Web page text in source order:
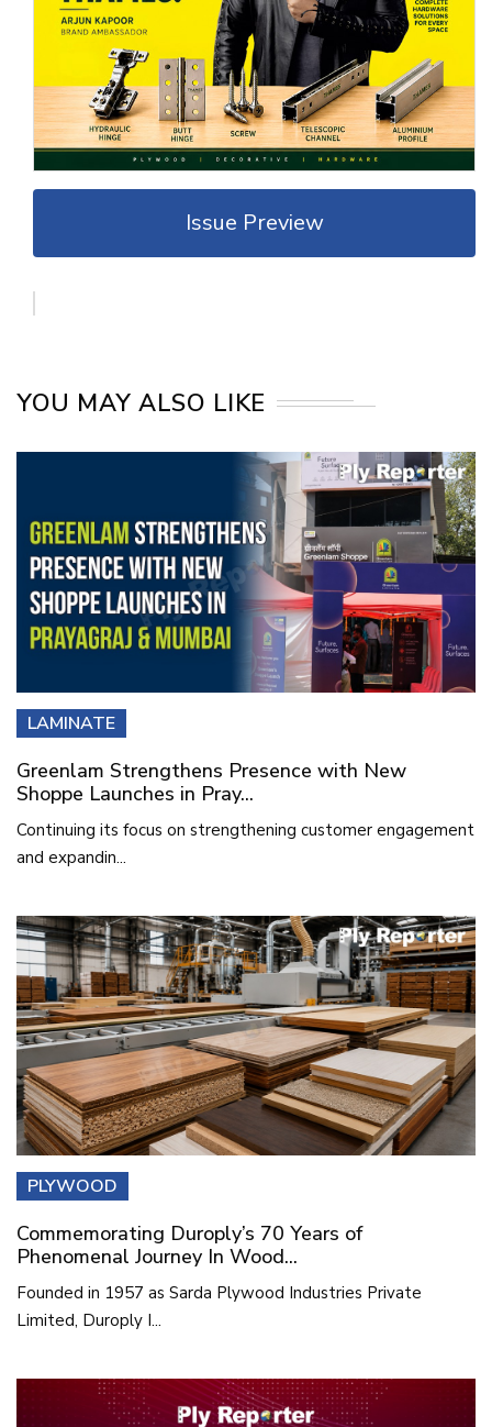
Issue Preview
YOU MAY ALSO LIKE
LAMINATE
Greenlam Strengthens Presence with New
Shoppe Launches in Pray...
Continuing its focus on strengthening customer engagement
and expandin...
PLYWOOD
Commemorating Duroply’s 70 Years of
Phenomenal Journey In Wood...
Founded in 1957 as Sarda Plywood Industries Private
Limited, Duroply I...